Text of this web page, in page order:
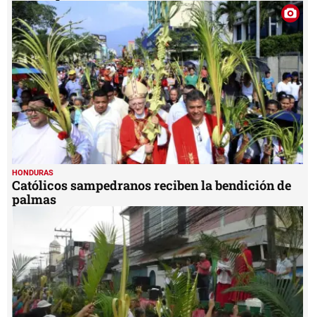
HONDURAS
Católicos sampedranos reciben la bendición de
palmas